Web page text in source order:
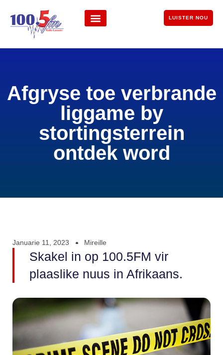
LUISTER NOU
Afgryse toe verbrande
liggame by
stortingsterrein
ontdek word
Januarie 11, 2023 Mireille
Skakel in op 100.5FM vir
plaaslike nuus in Afrikaans.